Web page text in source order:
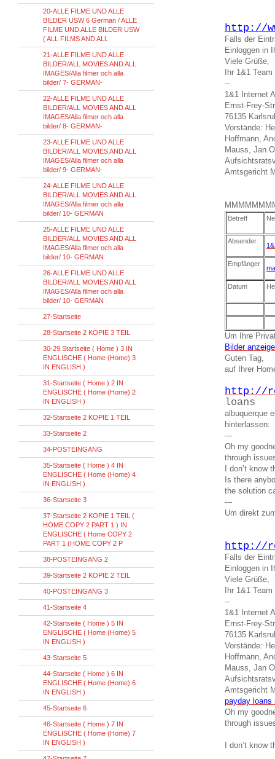
http://
Falls der
Einloggen in
Viele Grüße,
Ihr 1&1 Team
--
1&1 Internet
Ernst-Frey-
76135
Vorstände:
Hoffmann,
Mauss, Jan
Amtsgericht
Betreff
Absender
Empfänger
Datum
Um Ihre
Bilder
Guten Tag,
auf Ihrer
http://
loans
albuquerque
hinterlassen:
---
Oh my
through
I don’t
Is there
the solution
---
Um direkt
http://
Falls der
Einloggen in
Viele Grüße,
Ihr 1&1 Team
--
1&1 Internet
Ernst-Frey-
76135
Vorstände:
Hoffmann,
Mauss, Jan
Amtsgericht
payday loans
Oh my
through
I don’t
20-ALLE FILME UND ALLE
BILDER USW 6 German / ALLE
FILME UND ALLE BILDER USW
( ALL FILMS AND ALL
21-ALLE FILME UND ALLE
BILDER/ALL MOVIES AND ALL
IMAGES/Alla filmer och alla
bilder/ 7- GERMAN-
22-ALLE FILME UND ALLE
BILDER/ALL MOVIES AND ALL
IMAGES/Alla filmer och alla
bilder/ 8- GERMAN-
23-ALLE FILME UND ALLE
BILDER/ALL MOVIES AND ALL
IMAGES/Alla filmer och alla
bilder/ 9- GERMAN-
24-ALLE FILME UND ALLE
BILDER/ALL MOVIES AND ALL
IMAGES/Alla filmer och alla
bilder/ 10- GERMAN
25-ALLE FILME UND ALLE
BILDER/ALL MOVIES AND ALL
IMAGES/Alla filmer och alla
bilder/ 10- GERMAN
26-ALLE FILME UND ALLE
BILDER/ALL MOVIES AND ALL
IMAGES/Alla filmer och alla
bilder/ 10- GERMAN
27-Startseite
28-Startseite 2 KOPIE 3 TEIL
30-29.Startseite ( Home ) 3 IN
ENGLISCHE ( Home (Home) 3
IN ENGLISH )
31-Startseite ( Home ) 2 IN
ENGLISCHE ( Home (Home) 2
IN ENGLISH )
32-Startseite 2 KOPIE 1 TEIL
33-Startseite 2
34-POSTEINGANG
35-Startseite ( Home ) 4 IN
ENGLISCHE ( Home (Home) 4
IN ENGLISH )
36-Startseite 3
37-Startseite 2 KOPIE 1 TEIL (
HOME COPY 2 PART 1 ) IN
ENGLISCHE ( Home COPY 2
PART 1 (HOME COPY 2 P
38-POSTEINGANG 2
39-Startseite 2 KOPIE 2 TEIL
40-POSTEINGANG 3
41-Startseite 4
42-Startseite ( Home ) 5 IN
ENGLISCHE ( Home (Home) 5
IN ENGLISH )
43-Startseite 5
44-Startseite ( Home ) 6 IN
ENGLISCHE ( Home (Home) 6
IN ENGLISH )
45-Startseite 6
46-Startseite ( Home ) 7 IN
ENGLISCHE ( Home (Home) 7
IN ENGLISH )